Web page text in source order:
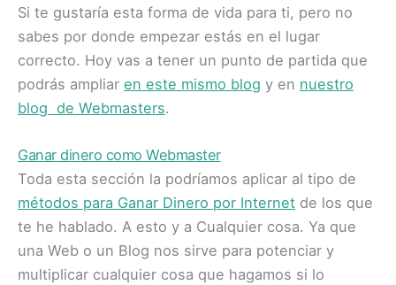
Si te gustaría esta forma de vida para ti, pero no
sabes por donde empezar estás en el lugar
correcto. Hoy vas a tener un punto de partida que
podrás ampliar en este mismo blog y en nuestro
blog de Webmasters.​
Ganar dinero como Webmaster
Toda esta sección la podríamos aplicar al tipo de
métodos para Ganar Dinero por Internet de los que
te he hablado. A esto y a Cualquier cosa. Ya que
una Web o un Blog nos sirve para potenciar y
multiplicar cualquier cosa que hagamos si lo